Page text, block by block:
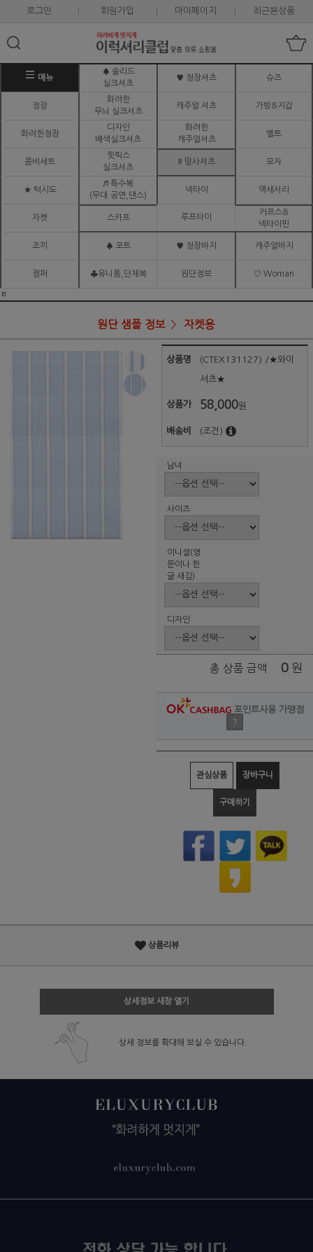
로그인 회원가입 마이페이지 최근본상품
메뉴
♠ 솔리드
실크셔츠
♥ 정장셔츠 슈즈
정장
화려한
무늬 실크셔츠
캐주얼 셔츠 가방&지갑
화려한정장
디자인
배색실크셔츠
화려한
캐주얼셔츠
벨트
콤비세트
핫픽스
실크셔츠
# 망사셔츠 모자
★ 턱시도
♬ 특수복
(무대.공연,댄스)
넥타이 액세서리
자켓 스카프 루프타이
커프스&
넥타이핀
조끼 ♠ 코트 ♥ 정장바지 캐주얼바지
점퍼 ♣유니폼,단체복 원단정보 ♡ Woman
ㅌ
원단 샘플 정보 자켓용
상품명 (CTEX131127) /★와이
셔츠★
상품가 58,000원
배송비 (조건)
남녀
사이즈
이니셜(영
문이나 한
글 새김)
디자인
총 상품 금액 0 원
포인트사용 가맹점
?
관심상품 장바구니
구매하기
상품리뷰
상세정보 새창 열기
상세 정보를 확대해 보실 수 있습니다.